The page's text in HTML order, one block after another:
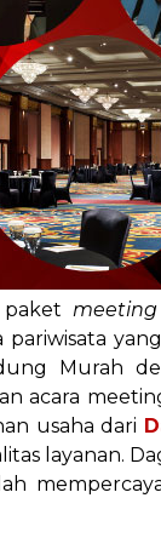
meeting
pariwisata
Murah
acara
usaha dari
layanan.